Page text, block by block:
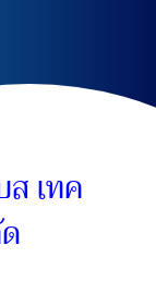
เทค